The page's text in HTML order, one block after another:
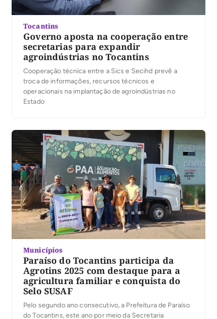
Tocantins
Governo aposta na cooperação entre
secretarias para expandir
agroindústrias no Tocantins
Cooperação técnica entre a Sics e Secihd prevê a
troca de informações, recursos técnicos e
operacionais na implantação de agroindústrias no
Estado
Municípios
Paraíso do Tocantins participa da
Agrotins 2025 com destaque para a
agricultura familiar e conquista do
Selo SUSAF
Pelo segundo ano consecutivo, a Prefeitura de Paraíso
do Tocantins, este ano por meio da Secretaria